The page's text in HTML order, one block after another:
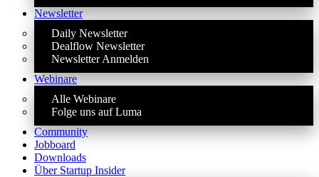
Newsletter
Daily Newsletter
Dealflow Newsletter
Newsletter Anmelden
Webinare
Alle Webinare
Folge uns auf Luma
Community
Jobboard
Downloads
Über Startup Insider